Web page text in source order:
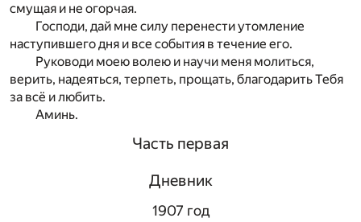
смущая и не огорчая.
Господи, дай мне силу перенести утомление
наступившего дня и все события в течение его.
Руководи моею волею и научи меня молиться,
верить, надеяться, терпеть, прощать, благодарить Тебя
за всё и любить.
Аминь.
Часть первая
Дневник
1907 год